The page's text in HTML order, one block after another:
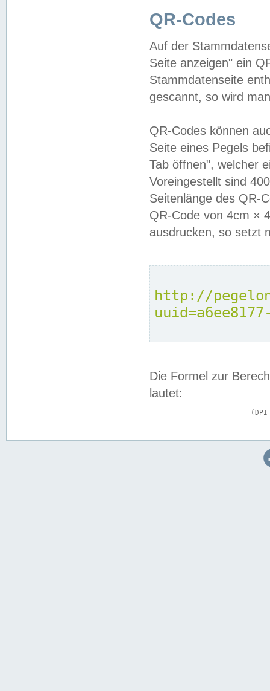
QR-Codes
Auf der
Seite anzeigen" ein
Stammdatenseite
gescannt, so wird
QR-Codes können
Seite eines Pegels
Tab öffnen", welcher
Voreingestellt sind
Seitenlänge des QR-
QR-Code von 4cm ×
ausdrucken, so setzt
http://
Die Formel zur
lautet: